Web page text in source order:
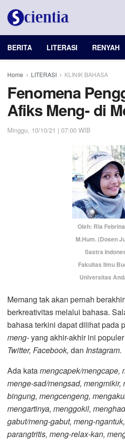
BERITA LITERASI RENYAH
Home LITERASI KLINIK BAHASA
Fenomena
Afiks Meng- di
Minggu, 10/10/21 | 07:00 WIB
Oleh: Ria
M.Hum. (Dosen
Sastra
Fakultas Ilmu
Universitas
Memang tak akan pernah
berkreativitas melalui bahasa.
bahasa terkini dapat dilihat pada
meng-yang akhir-akhir ini
Twitter, Facebook, dan Instagram.
Ada katamengcapek/mengcape,
menge-sad/mengsad,
bingung, mengcengeng,
mengartinya, menggokil,
gabut/meng-gabut, meng-
parangtritis, meng-relax-kan,